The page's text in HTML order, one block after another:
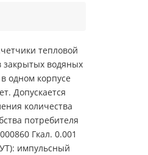
тепловой
закрытых водяных
одном корпусе
Допускается
количества
потребителя
Гкал. 0.001
импульсный